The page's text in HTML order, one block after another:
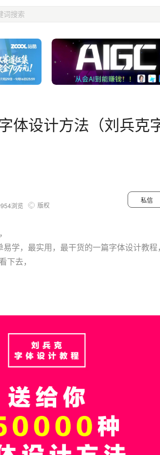
体设计方法（刘兵克
浏览 版权
私信
学，最实用，最干货的一篇字体设计教程
下去，